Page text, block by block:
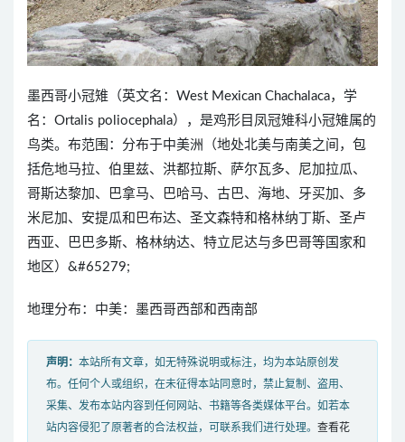
墨西哥小冠雉（英文名：West Mexican Chachalaca，学
名：Ortalis poliocephala），是鸡形目凤冠雉科小冠雉属的
鸟类。布范围：分布于中美洲（地处北美与南美之间，包
括危地马拉、伯里兹、洪都拉斯、萨尔瓦多、尼加拉瓜、
哥斯达黎加、巴拿马、巴哈马、古巴、海地、牙买加、多
米尼加、安提瓜和巴布达、圣文森特和格林纳丁斯、圣卢
西亚、巴巴多斯、格林纳达、特立尼达与多巴哥等国家和
地区）&#65279;
地理分布：中美：墨西哥西部和西南部
声明： 本站所有文章，如无特殊说明或标注，均为本站原创发
布。任何个人或组织，在未征得本站同意时，禁止复制、盗用、
采集、发布本站内容到任何网站、书籍等各类媒体平台。如若本
站内容侵犯了原著者的合法权益，可联系我们进行处理。 查看花